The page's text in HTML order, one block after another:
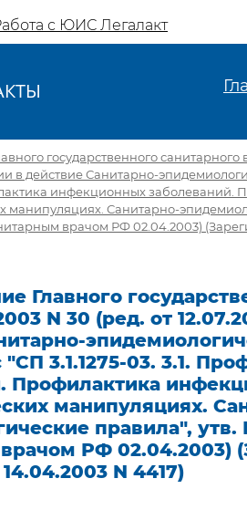
с ЮИС Легалакт
государственного
в действие Санитарно-
инфекционных
манипуляциях. Санитарно-
врачом РФ 02.04.2003)
Главного
N 30 (ред. от
"СП 3.1.1275-03. 3.1.
Профилактика
манипуляциях.
правила",
РФ 02.04.2003)
N 4417)